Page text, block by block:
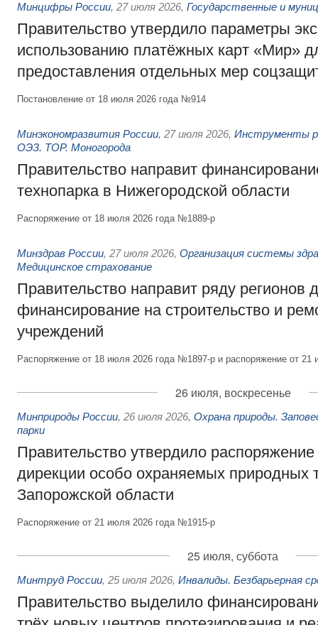
Минцифры России, 27 июля 2026, Государственные и
Правительство утвердило параметры
использованию платёжных карт «Мир»
предоставления отдельных мер
Постановление от 18 июля 2026 года №914
Минэкономразвития России, 27 июля 2026, Инструменты
ОЭЗ. ТОР. Моногорода
Правительство направит
технопарка в Нижегородской области
Распоряжение от 18 июля 2026 года №1889-р
Минздрав России, 27 июля 2026, Организация системы
Медицинское страхование
Правительство направит ряду регионов
финансирование на строительство и
учреждений
Распоряжение от 18 июля 2026 года №1897-р и распоряжение от
26 июля, воскресенье
Минприроды России, 26 июля 2026, Охрана природы.
парки
Правительство утвердило
дирекции особо охраняемых природных
Запорожской области
Распоряжение от 21 июля 2026 года №1915-р
25 июля, суббота
Минтруд России, 25 июля 2026, Инвалиды. Безбарьерная
Правительство выделило